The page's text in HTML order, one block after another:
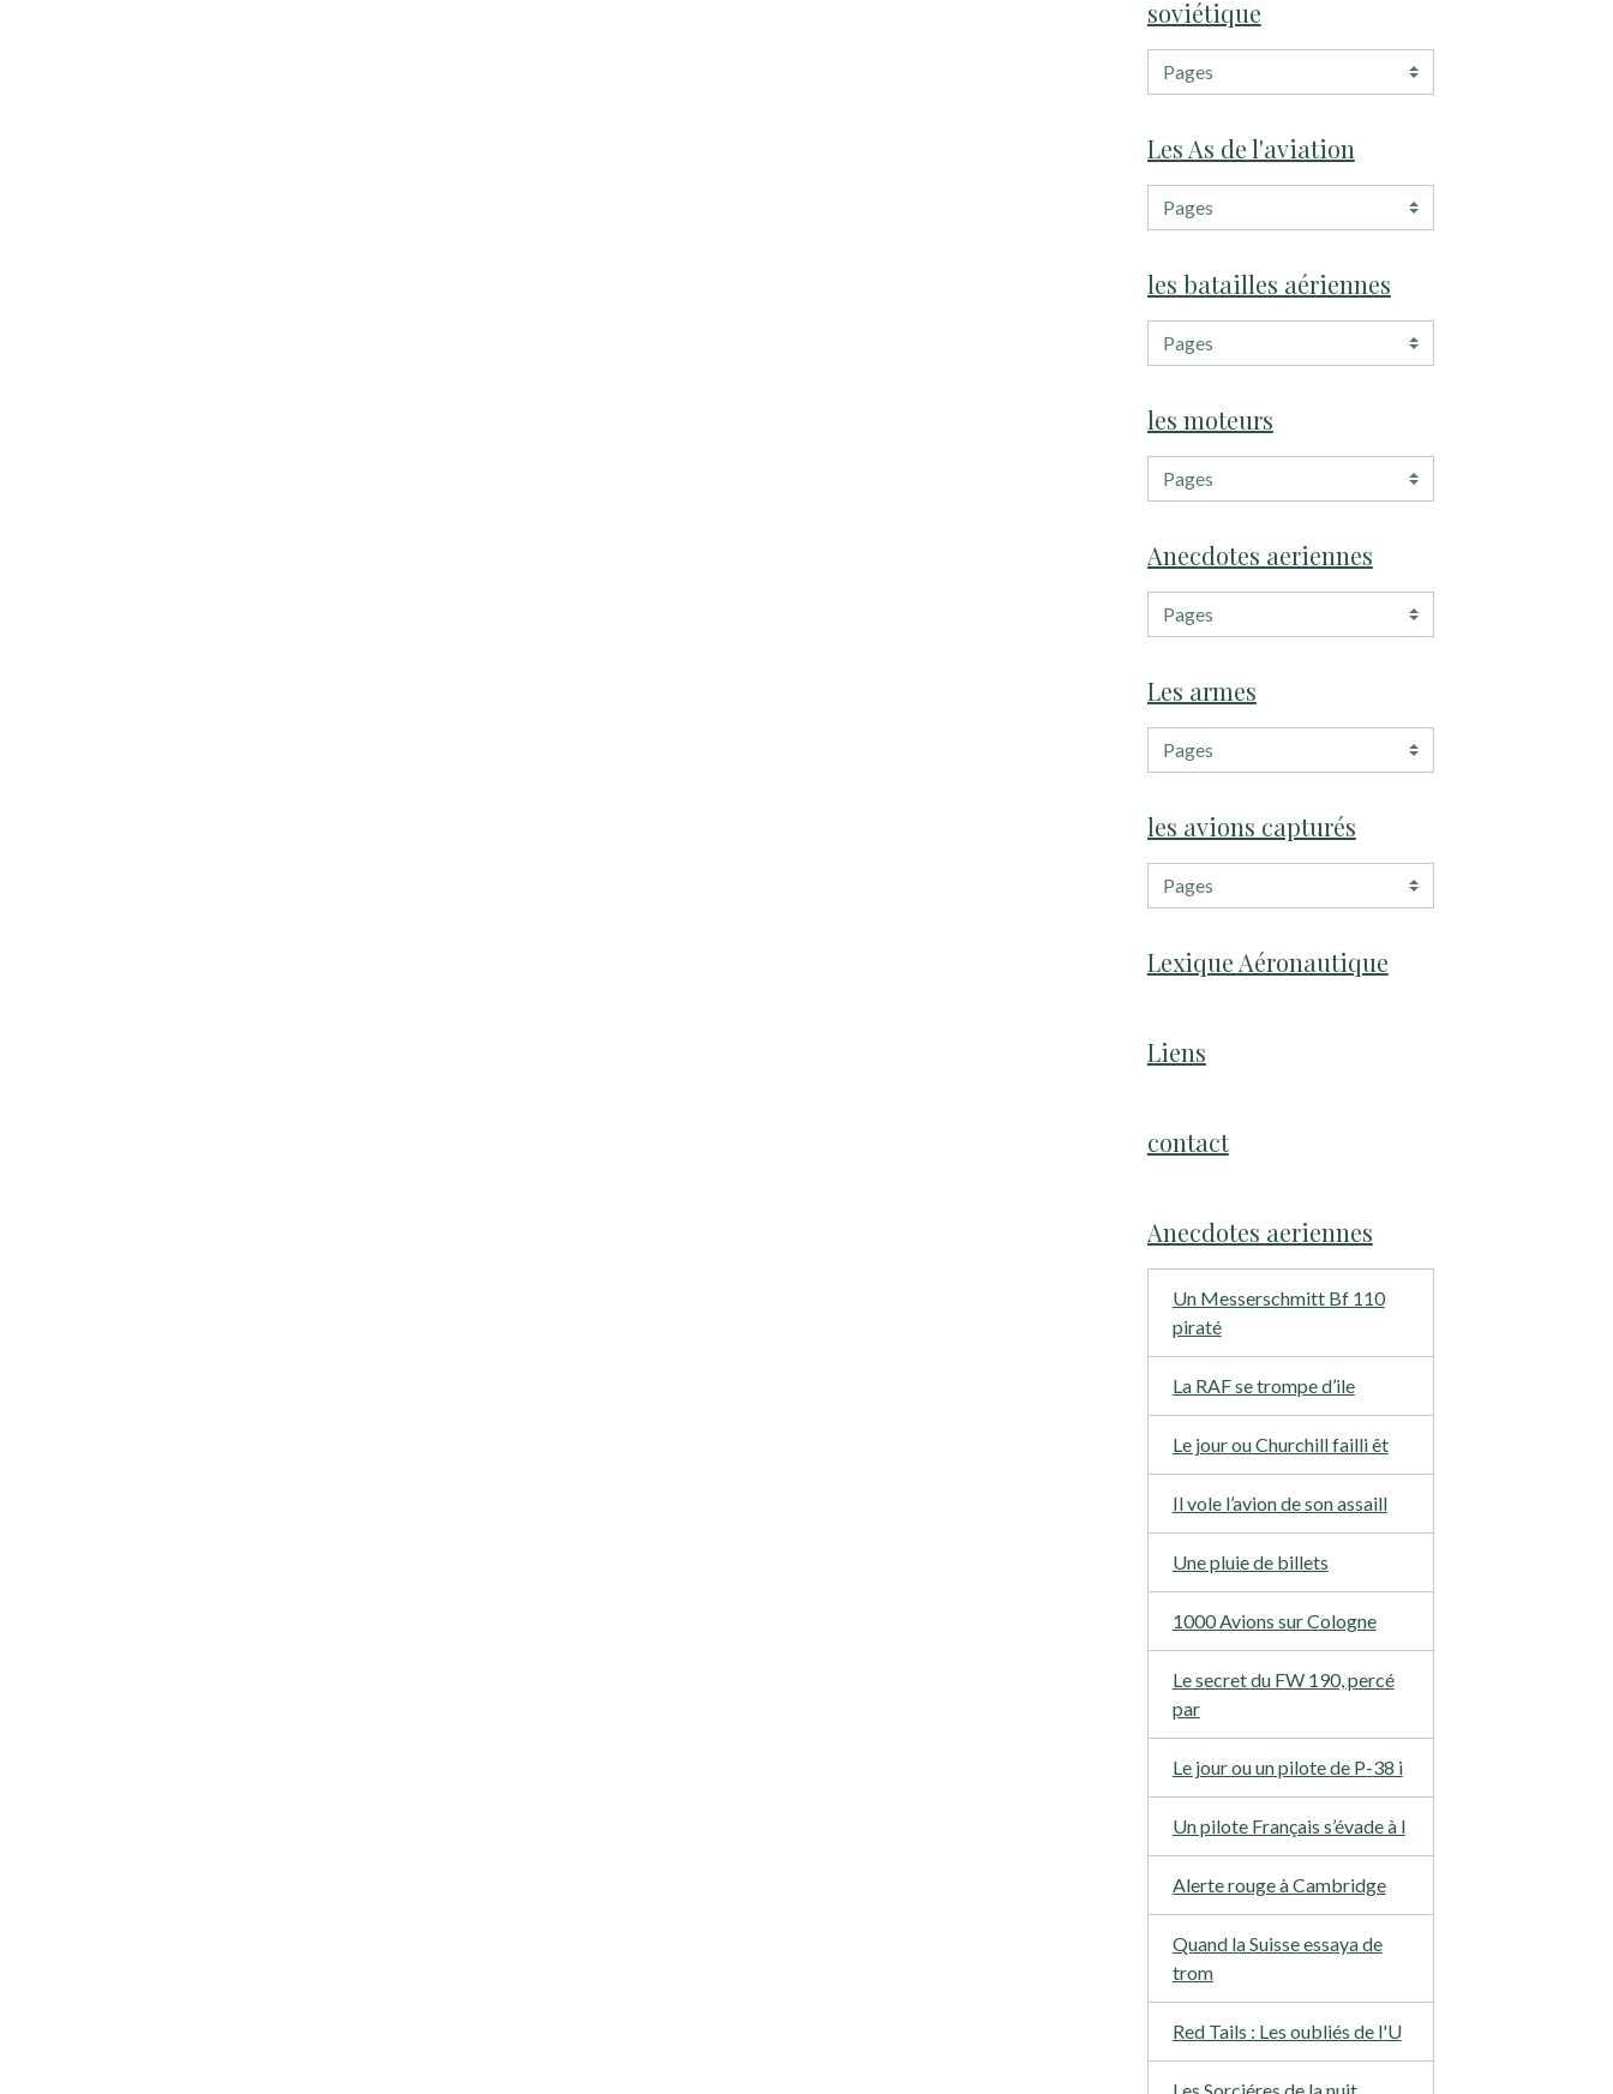
soviétique
Les As de l'aviation
les batailles aériennes
les moteurs
Anecdotes aeriennes
Les armes
les avions capturés
Lexique Aéronautique
Liens
contact
Anecdotes aeriennes
Un Messerschmitt Bf 110
piraté
La RAF se trompe d’ile
Le jour ou Churchill failli êt
Il vole l’avion de son assaill
Une pluie de billets
1000 Avions sur Cologne
Le secret du FW 190, percé
par
Le jour ou un pilote de P-38 i
Un pilote Français s’évade à l
Alerte rouge à Cambridge
Quand la Suisse essaya de
trom
Red Tails : Les oubliés de l'U